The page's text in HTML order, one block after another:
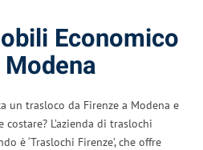
Economico
un trasloco da Firenze a Modena e
L’azienda di traslochi
è ‘Traslochi Firenze’, che offre